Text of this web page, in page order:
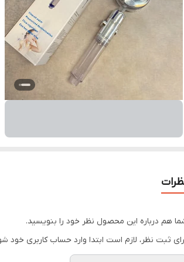
هم درباره این محصول نظر خود را بنویسید.
ثبت نظر، لازم است ابتدا وارد حساب کاربری خود